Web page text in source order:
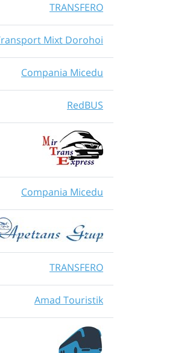
TRANSFERO
Mixt Dorohoi
Compania Micedu
RedBUS
Compania Micedu
TRANSFERO
Amad Touristik